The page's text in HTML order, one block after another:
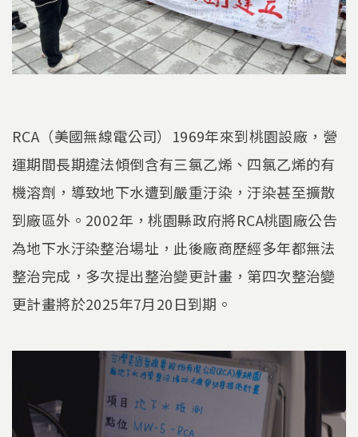
RCA（美國無線電公司）1969年來到桃園設廠，營
運期間長期違法傾倒含有三氯乙烯、四氯乙烯的有
機溶劑，導致地下水遭到嚴重汙染，汙染甚至擴散
到廠區外。2002年，桃園縣政府將RCA桃園廠公告
為地下水汙染整治場址，此後廠商歷經多年都無法
整治完成，多次提出整治變更計畫，第四次整治變
更計畫將於2025年7月20日到期。